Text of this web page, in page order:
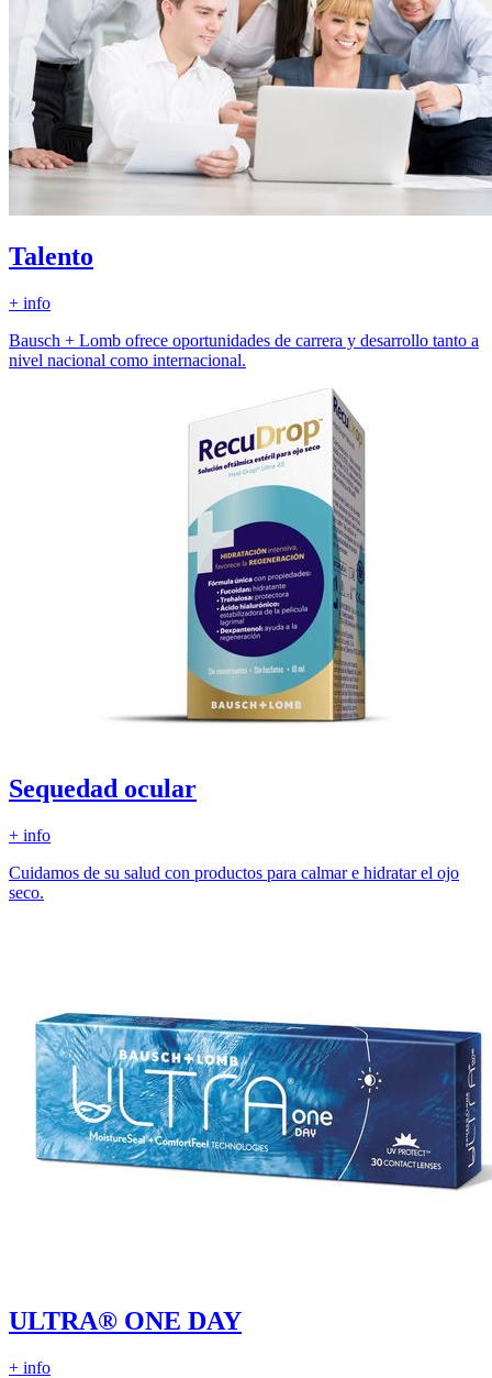
Talento
+ info
Bausch + Lomb ofrece oportunidades de carrera y desarrollo tanto a
nivel nacional como internacional.
Sequedad ocular
+ info
Cuidamos de su salud con productos para calmar e hidratar el ojo
seco.
ULTRA® ONE DAY
+ info